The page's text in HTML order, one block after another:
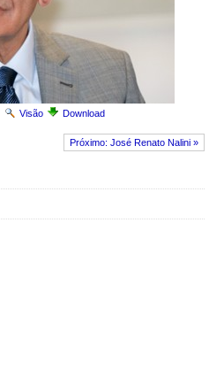
Visão Download
Próximo: José Renato Nalini »